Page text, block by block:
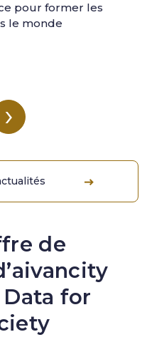
pour former les
le monde
›
de
for